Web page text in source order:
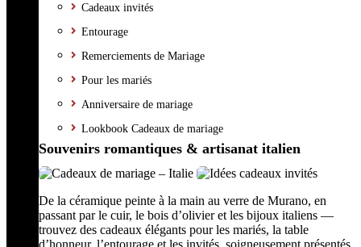
Cadeaux invités
Entourage
Remerciements de Mariage
Pour les mariés
Anniversaire de mariage
Lookbook Cadeaux de mariage
Souvenirs romantiques & artisanat italien
De la céramique peinte à la main au verre de Murano, en
passant par le cuir, le bois d’olivier et les bijoux italiens —
trouvez des cadeaux élégants pour les mariés, la table
d’honneur, l’entourage et les invités, soigneusement présentés